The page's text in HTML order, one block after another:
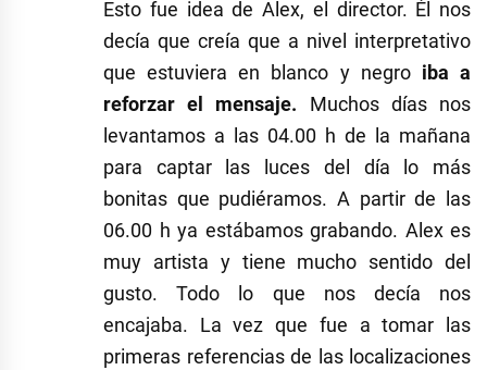
Esto fue idea de Alex, el director. Él nos
decía que creía que a nivel interpretativo
que estuviera en blanco y negro iba a
reforzar el mensaje. Muchos días nos
levantamos a las 04.00 h de la mañana
para captar las luces del día lo más
bonitas que pudiéramos. A partir de las
06.00 h ya estábamos grabando. Alex es
muy artista y tiene mucho sentido del
gusto. Todo lo que nos decía nos
encajaba. La vez que fue a tomar las
primeras referencias de las localizaciones